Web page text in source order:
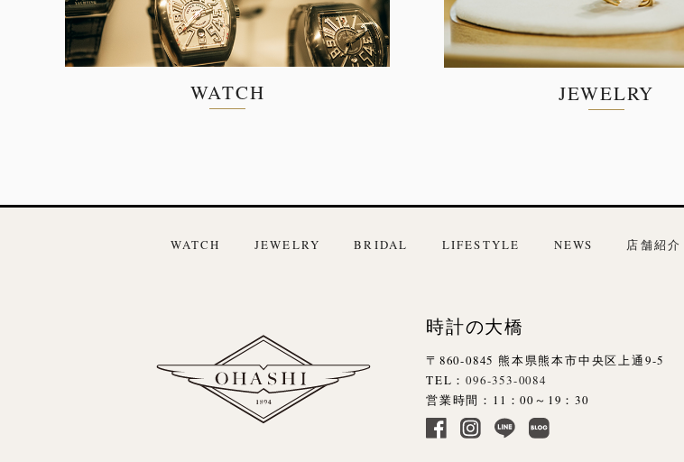
WATCH JEWELRY
WATCH JEWELRY BRIDAL LIFESTYLE NEWS 店舗紹介
時計の大橋
〒860-0845 熊本県熊本市中央区上通9-5
TEL：096-353-0084
営業時間：11：00～19：30